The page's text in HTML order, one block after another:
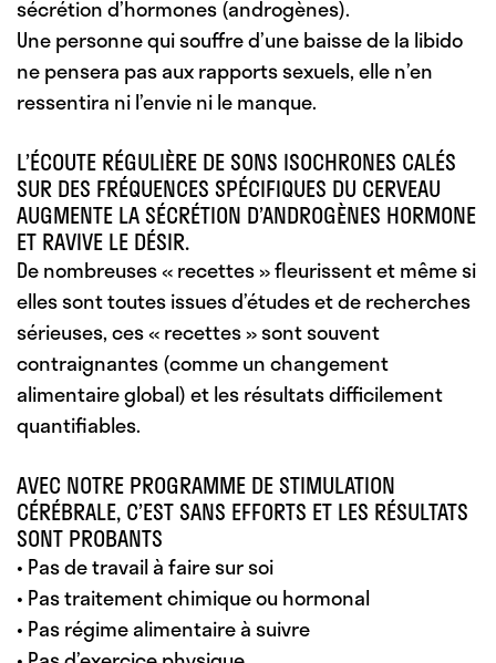
sécrétion d’hormones (androgènes).
Une personne qui souffre d’une baisse de la libido
ne pensera pas aux rapports sexuels, elle n’en
ressentira ni l’envie ni le manque.
L’ÉCOUTE RÉGULIÈRE DE SONS ISOCHRONES CALÉS
SUR DES FRÉQUENCES SPÉCIFIQUES DU CERVEAU
AUGMENTE LA SÉCRÉTION D’ANDROGÈNES HORMONE
ET RAVIVE LE DÉSIR.
De nombreuses « recettes » fleurissent et même si
elles sont toutes issues d’études et de recherches
sérieuses, ces « recettes » sont souvent
contraignantes (comme un changement
alimentaire global) et les résultats difficilement
quantifiables.
AVEC NOTRE PROGRAMME DE STIMULATION
CÉRÉBRALE, C’EST SANS EFFORTS ET LES RÉSULTATS
SONT PROBANTS
• Pas de travail à faire sur soi
• Pas traitement chimique ou hormonal
• Pas régime alimentaire à suivre